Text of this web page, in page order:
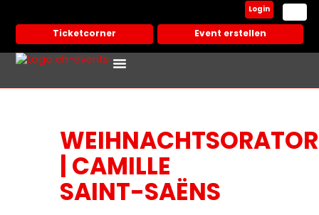
Ticketcorner Event erstellen
Login
| CAMILLE
SAINT-SAËNS